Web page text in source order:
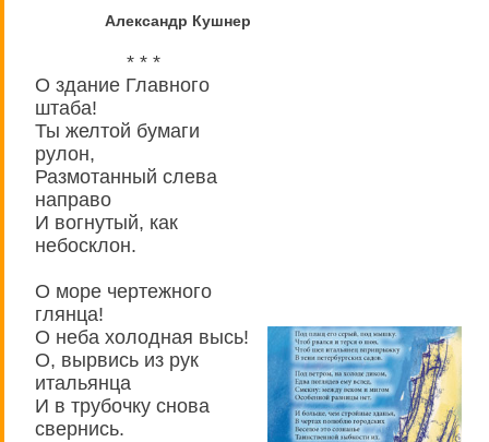
Александр Кушнер
* * *
О здание Главного
штаба!
Ты желтой бумаги
рулон,
Размотанный слева
направо
И вогнутый, как
небосклон.
О море чертежного
глянца!
О неба холодная высь!
О, вырвись из рук
итальянца
И в трубочку снова
свернись.